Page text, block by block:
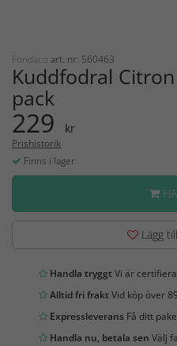
Fondaco art. nr: 560463
Kuddfodral
pack
229 kr
Prishistorik
Finns i lager
Lägg
Handla tryggtVi är
Alltid fri fraktVid köp över
Expressleverans Få ditt
Handla nu, betala sen Välj